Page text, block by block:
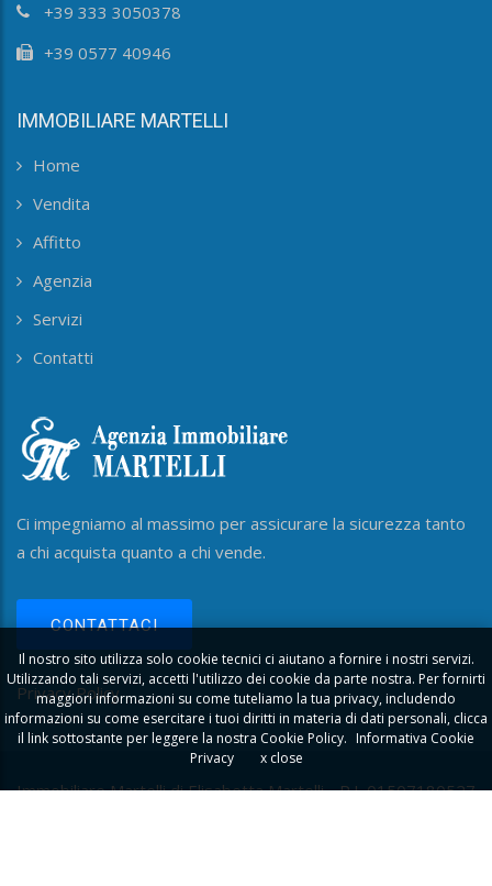
+39 333 3050378
+39 0577 40946
IMMOBILIARE MARTELLI
Home
Vendita
Affitto
Agenzia
Servizi
Contatti
Ci impegniamo al massimo per assicurare la sicurezza tanto
a chi acquista quanto a chi vende.
CONTATTACI
Privacy Policy
Immobiliare Martelli di Elisabetta Martelli - P.I. 01507180527
Il nostro sito utilizza solo cookie tecnici ci aiutano a fornire i nostri servizi.
Utilizzando tali servizi, accetti l'utilizzo dei cookie da parte nostra. Per fornirti
maggiori informazioni su come tuteliamo la tua privacy, includendo
informazioni su come esercitare i tuoi diritti in materia di dati personali, clicca
il link sottostante per leggere la nostra Cookie Policy. Informativa Cookie
Privacy
x close